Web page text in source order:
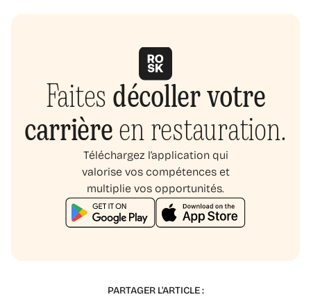
Faitesdécoller votre
carrièreen restauration.
Téléchargez l’application qui
valorise vos compétences et
multiplie vos opportunités.
PARTAGER L'ARTICLE :